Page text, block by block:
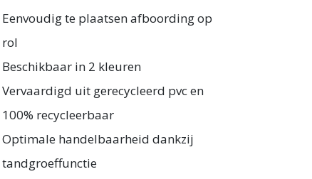
Eenvoudig te plaatsen afboording op
rol
Beschikbaar in 2 kleuren
Vervaardigd uit gerecycleerd pvc en
100% recycleerbaar
Optimale handelbaarheid dankzij
tandgroeffunctie